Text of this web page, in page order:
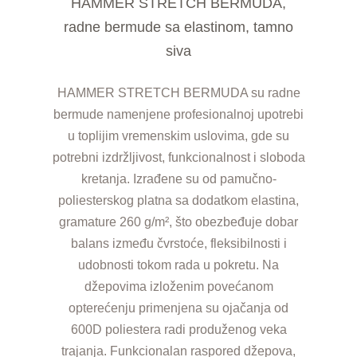
radne bermude sa elastinom, tamno
siva
HAMMER STRETCH BERMUDA su radne
bermude namenjene profesionalnoj upotrebi
u toplijim vremenskim uslovima, gde su
potrebni izdržljivost, funkcionalnost i sloboda
kretanja. Izrađene su od pamučno-
poliesterskog platna sa dodatkom elastina,
gramature 260 g/m², što obezbeđuje dobar
balans između čvrstoće, fleksibilnosti i
udobnosti tokom rada u pokretu. Na
džepovima izloženim povećanom
opterećenju primenjena su ojačanja od
600D poliestera radi produženog veka
trajanja. Funkcionalan raspored džepova,